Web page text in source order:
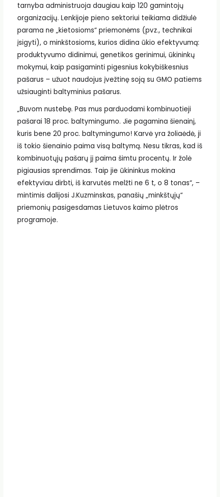
tarnyba administruoja daugiau kaip 120 gamintojų
organizacijų. Lenkijoje pieno sektoriui teikiama didžiulė
parama ne „kietosioms“ priemonėms (pvz., technikai
įsigyti), o minkštosioms, kurios didina ūkio efektyvumą:
produktyvumo didinimui, genetikos gerinimui, ūkininkų
mokymui, kaip pasigaminti pigesnius kokybiškesnius
pašarus – užuot naudojus įvežtinę soją su GMO patiems
užsiauginti baltyminius pašarus.
„Buvom nustebę. Pas mus parduodami kombinuotieji
pašarai 18 proc. baltymingumo. Jie pagamina šienainį,
kuris bene 20 proc. baltymingumo! Karvė yra žoliaėdė, ji
iš tokio šienainio paima visą baltymą. Nesu tikras, kad iš
kombinuotųjų pašarų jį paima šimtu procentų. Ir žolė
pigiausias sprendimas. Taip jie ūkininkus mokina
efektyviau dirbti, iš karvutės melžti ne 6 t, o 8 tonas“, –
mintimis dalijosi J.Kuzminskas, panašių „minkštųjų“
priemonių pasigesdamas Lietuvos kaimo plėtros
programoje.